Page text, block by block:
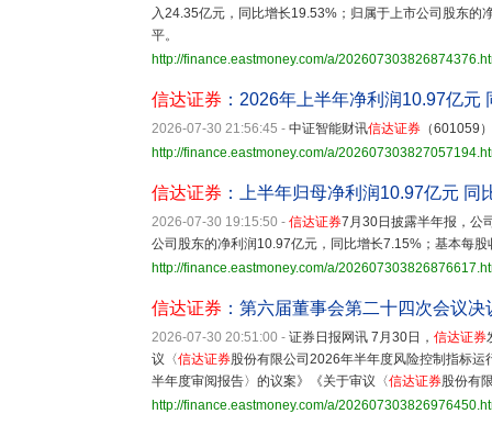
入24.35亿元，同比增长19.53%；归属于上市公司股东
平。
http://finance.eastmoney.com/a/
信达证券 ：2026年上半年净利润10.97亿元
2026-07-30 21:56:45 - 中证智能财讯信达证券 （601059
http://finance.eastmoney.com/a/
信达证券 ：上半年归母净利润10.97亿元 同
2026-07-30 19:15:50 - 信达证券7月30日披露半年报，公
公司股东的净利润10.97亿元，同比增长7.15%；基本每股
http://finance.eastmoney.com/a/
信达证券 ：第六届董事会第二十四次会议决
2026-07-30 20:51:00 - 证券日报网讯 7月30日， 信达证券
议〈信达证券股份有限公司2026年半年度风险控制指标
半年度审阅报告〉的议案》《关于审议〈信达证券股份有
http://finance.eastmoney.com/a/